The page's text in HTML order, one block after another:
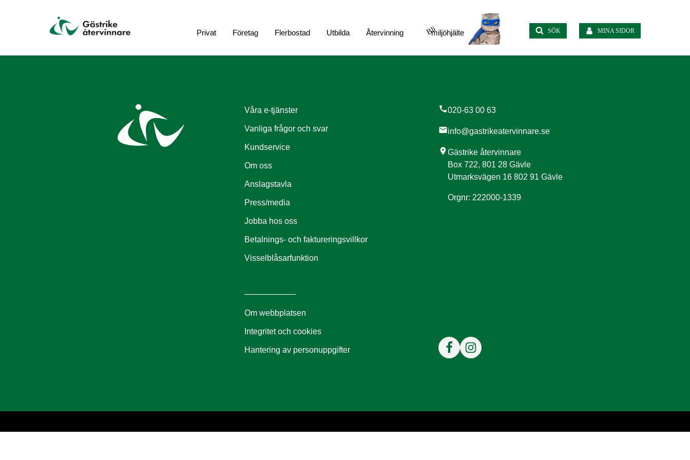
Privat Företag Flerbostad Utbilda Återvinning Blimiljöhjälte SÖK MINA SIDOR
Våra e-tjänster
Vanliga frågor och svar
Kundservice
Om oss
Anslagstavla
Press/media
Jobba hos oss
Betalnings- och faktureringsvillkor
Visselblåsarfunktion
Om webbplatsen
Integritet och cookies
Hantering av personuppgifter
call020-63 00 63
mailinfo@gastrikeatervinnare.se
location_onGästrike återvinnare
Box 722, 801 28 Gävle
Utmarksvägen 16 802 91 Gävle
Orgnr: 222000-1339